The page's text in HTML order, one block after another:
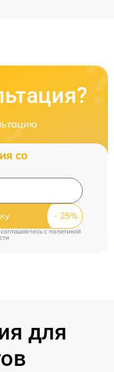
со
cполитикой
для